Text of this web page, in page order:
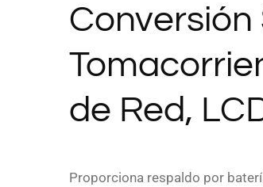
Conversión
de Red,
Proporciona respaldo por